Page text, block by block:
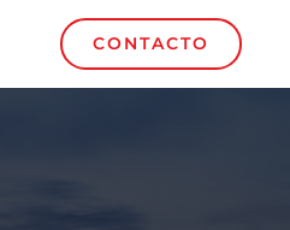
CONTACTO